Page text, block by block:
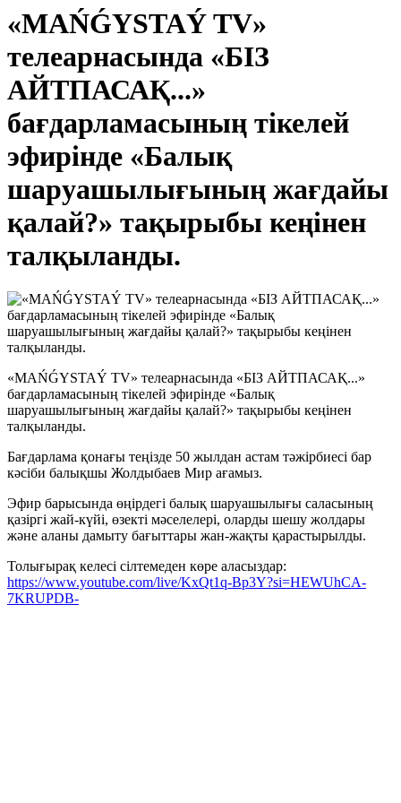
«MAŃǴYSTAÝ TV»
телеарнасында «БІЗ
АЙТПАСАҚ...»
бағдарламасының тікелей
эфирінде «Балық
шаруашылығының жағдайы
қалай?» тақырыбы кеңінен
талқыланды.
«MAŃǴYSTAÝ TV» телеарнасында «БІЗ АЙТПАСАҚ...»
бағдарламасының тікелей эфирінде «Балық
шаруашылығының жағдайы қалай?» тақырыбы кеңінен
талқыланды.
Бағдарлама қонағы теңізде 50 жылдан астам тәжірбиесі бар
кәсіби балықшы Жолдыбаев Мир ағамыз.
Эфир барысында өңірдегі балық шаруашылығы саласының
қазіргі жай-күйі, өзекті мәселелері, оларды шешу жолдары
және аланы дамыту бағыттары жан-жақты қарастырылды.
Толығырақ келесі сілтемеден көре аласыздар:
https://www.youtube.com/live/KxQt1q-Bp3Y?si=HEWUhCA-
7KRUPDB-